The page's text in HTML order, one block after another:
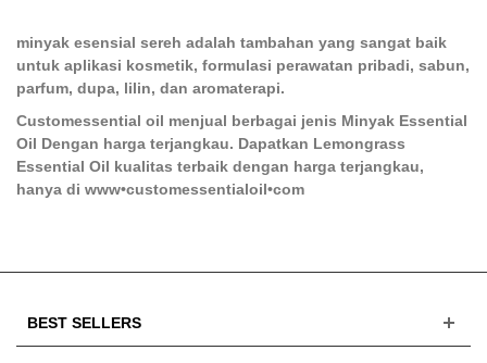
minyak esensial sereh adalah tambahan yang sangat baik
untuk aplikasi kosmetik, formulasi perawatan pribadi, sabun,
parfum, dupa, lilin, dan aromaterapi.
Customessential oil menjual berbagai jenis Minyak Essential
Oil Dengan harga terjangkau. Dapatkan Lemongrass
Essential Oil kualitas terbaik dengan harga terjangkau,
hanya di www•customessentialoil•com
BEST SELLERS